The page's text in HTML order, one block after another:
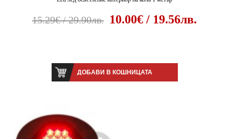
15.29€ / 29.90лв. 10.00€ / 19.56лв.
ДОБАВИ В КОШНИЦАТА